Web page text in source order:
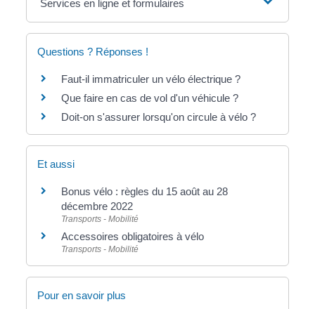
Services en ligne et formulaires
Questions ? Réponses !
Faut-il immatriculer un vélo électrique ?
Que faire en cas de vol d'un véhicule ?
Doit-on s'assurer lorsqu'on circule à vélo ?
Et aussi
Bonus vélo : règles du 15 août au 28
décembre 2022
Transports - Mobilité
Accessoires obligatoires à vélo
Transports - Mobilité
Pour en savoir plus